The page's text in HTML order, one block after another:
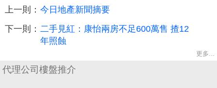
上一則： 今日地產新聞摘要
下一則： 二手見紅：康怡兩房不足600萬售 揸12
年照蝕
更多...
代理公司樓盤推介